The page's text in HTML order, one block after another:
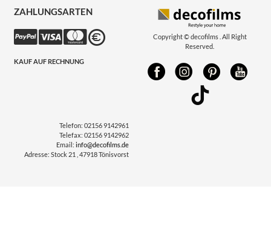
ZAHLUNGSARTEN
KAUF AUF RECHNUNG
Copyright © decofilms . All Right
Reserved.
Telefon: 02156 9142961
Telefax: 02156 9142962
Email: info@decofilms.de
Adresse: Stock 21 , 47918 Tönisvorst